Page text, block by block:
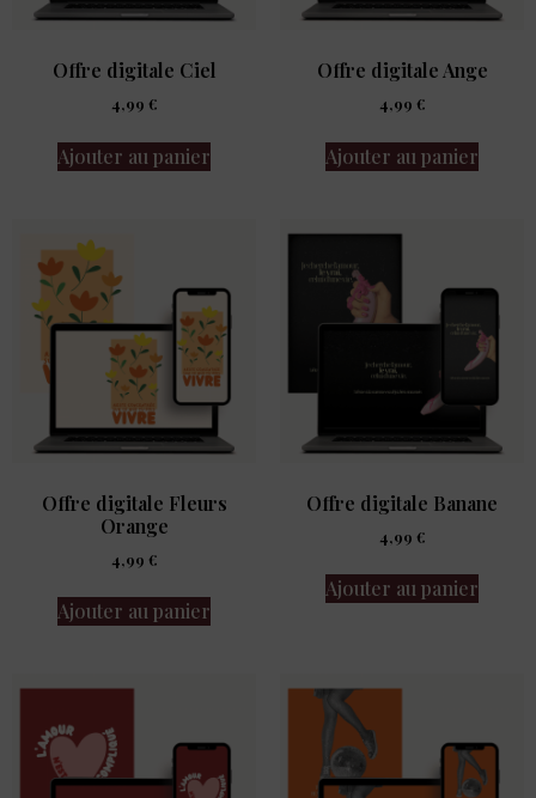
Offre digitale Ciel
4,99 €
Ajouter au panier
Offre digitale Ange
4,99 €
Ajouter au panier
Offre digitale Fleurs
Orange
4,99 €
Ajouter au panier
Offre digitale Banane
4,99 €
Ajouter au panier